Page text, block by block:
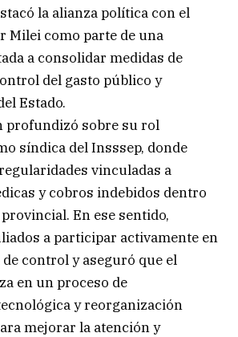
la alianza política con el
Milei como parte de una
a consolidar medidas de
del gasto público y
Estado.
profundizó sobre su rol
síndica del Insssep, donde
vinculadas a
y cobros indebidos dentro
En ese sentido,
a participar activamente en
control y aseguró que el
en un proceso de
y reorganización
mejorar la atención y